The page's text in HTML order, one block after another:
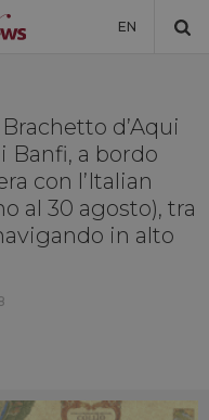
EN
d’Aqui
Banfi, a bordo
con l’Italian
al 30 agosto), tra
in alto